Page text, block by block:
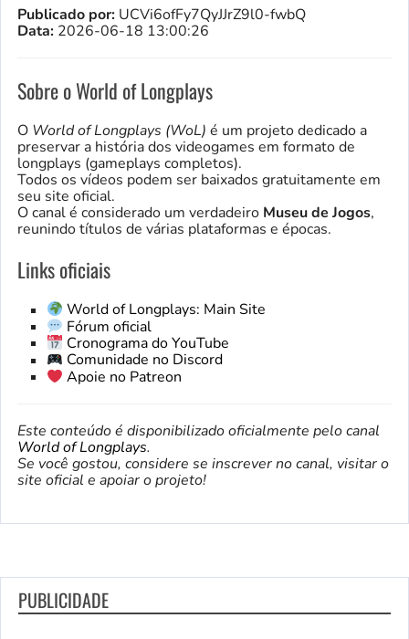
Publicado por: UCVi6ofFy7QyJJrZ9l0-fwbQ
Data: 2026-06-18 13:00:26
Sobre o World of Longplays
O World of Longplays (WoL) é um projeto dedicado a
preservar a história dos videogames em formato de
longplays (gameplays completos).
Todos os vídeos podem ser baixados gratuitamente em
seu site oficial.
O canal é considerado um verdadeiro Museu de Jogos,
reunindo títulos de várias plataformas e épocas.
Links oficiais
World of Longplays: Main Site
Fórum oficial
Cronograma do YouTube
Comunidade no Discord
Apoie no Patreon
Este conteúdo é disponibilizado oficialmente pelo canal
World of Longplays.
Se você gostou, considere se inscrever no canal, visitar o
site oficial e apoiar o projeto!
PUBLICIDADE